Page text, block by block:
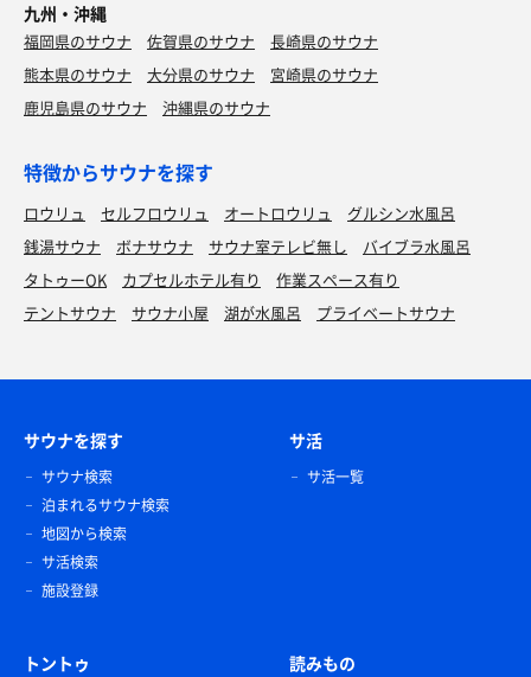
九州・沖縄
福岡県のサウナ 佐賀県のサウナ
長崎県のサウナ
熊本県のサウナ
大分県のサウナ
宮崎県のサウナ
鹿児島県のサウナ
沖縄県のサウナ
特徴からサウナを探す
ロウリュ セルフロウリュ オートロウリュ
グルシン水風呂
銭湯サウナ
ボナサウナ サウナ室テレビ無し
バイブラ水風呂
タトゥーOK
カプセルホテル有り
作業スペース有り
テントサウナ
サウナ小屋 湖が水風呂 プライベートサウナ
サウナを探す
サウナ検索
泊まれるサウナ検索
地図から検索
サ活検索
施設登録
サ活
サ活一覧
トントゥ 読みもの